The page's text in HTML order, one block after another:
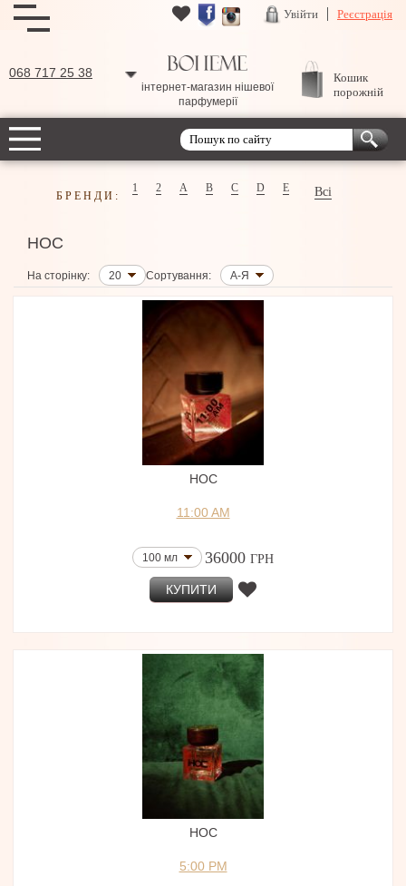
Увійти Реєстрація
068 717 25 38
інтернет-магазин нішевої
парфумерії
Кошик
порожній
БРЕНДИ:
1 2 A B C D E Всі
HOC
На сторінку: 20 Сортування: А-Я
HOC
11:00 AM
100 мл 36000 ГРН
КУПИТИ
HOC
5:00 PM